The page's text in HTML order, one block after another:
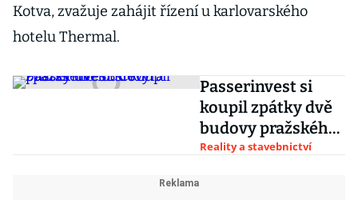
Kotva, zvažuje zahájit řízení u karlovarského
hotelu Thermal.
Passerinvest si
koupil zpátky dvě
budovy pražského
BB Centra
Reality a stavebnictví